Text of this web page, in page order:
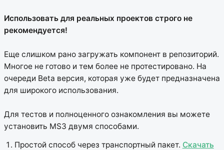
Использовать для реальных проектов строго не
рекомендуется!
Еще слишком рано загружать компонент в репозиторий.
Многое не готово и тем более не протестировано. На
очереди Beta версия, которая уже будет предназначена
для широкого использования.
Для тестов и полноценного ознакомления вы можете
установить MS3 двумя способами.
Простой способ через транспортный пакет. Скачать